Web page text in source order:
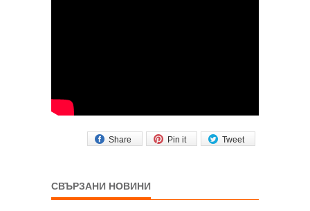
Tweet
Pin it
Share
СВЪРЗАНИ НОВИНИ